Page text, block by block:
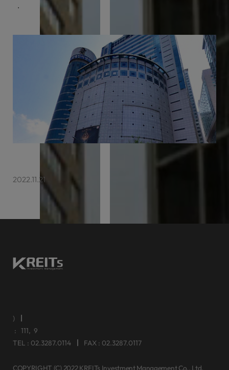
케이리츠투자운용의 다양한 회사소식을 제공합니다.
2022.11.21
주)케이리츠투자운용
주소 : 서울특별시 영등포구 여의공원로111, 태영빌딩 9층
TEL : 02.3287.0114
FAX : 02.3287.0117
COPYRIGHT (C) 2022 KREITs Investment Management Co,. Ltd.